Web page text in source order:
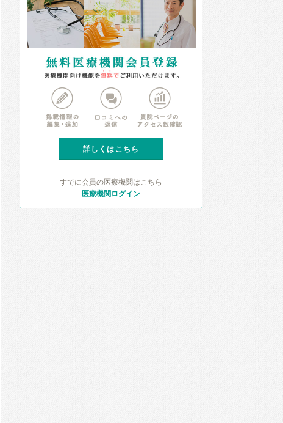
詳しくはこちら
すでに会員の医療機関はこちら
医療機関ログイン